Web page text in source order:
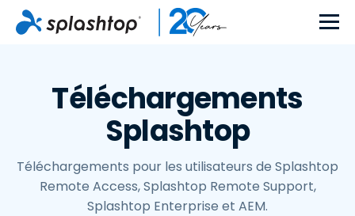
Téléchargements
Splashtop
Téléchargements pour les utilisateurs de Splashtop
Remote Access, Splashtop Remote Support,
Splashtop Enterprise et AEM.